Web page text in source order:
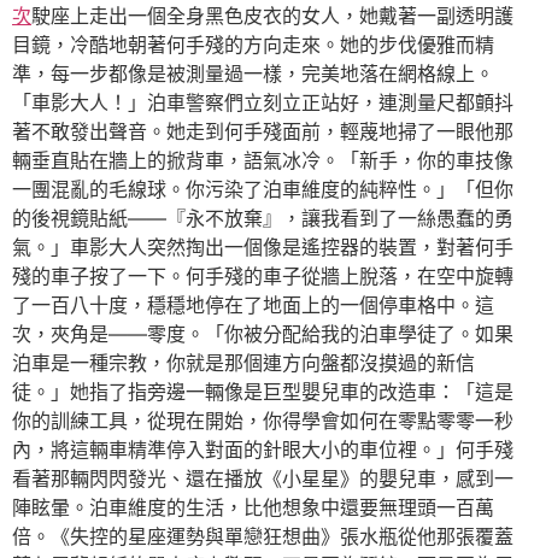
次駛座上走出一個全身黑色皮衣的女人，她戴著一副透明護
目鏡，冷酷地朝著何手殘的方向走來。她的步伐優雅而精
準，每一步都像是被測量過一樣，完美地落在網格線上。
「車影大人！」泊車警察們立刻立正站好，連測量尺都顫抖
著不敢發出聲音。她走到何手殘面前，輕蔑地掃了一眼他那
輛垂直貼在牆上的掀背車，語氣冰冷。「新手，你的車技像
一團混亂的毛線球。你污染了泊車維度的純粹性。」「但你
的後視鏡貼紙——『永不放棄』，讓我看到了一絲愚蠢的勇
氣。」車影大人突然掏出一個像是遙控器的裝置，對著何手
殘的車子按了一下。何手殘的車子從牆上脫落，在空中旋轉
了一百八十度，穩穩地停在了地面上的一個停車格中。這
次，夾角是——零度。「你被分配給我的泊車學徒了。如果
泊車是一種宗教，你就是那個連方向盤都沒摸過的新信
徒。」她指了指旁邊一輛像是巨型嬰兒車的改造車：「這是
你的訓練工具，從現在開始，你得學會如何在零點零零一秒
內，將這輛車精準停入對面的針眼大小的車位裡。」何手殘
看著那輛閃閃發光、還在播放《小星星》的嬰兒車，感到一
陣眩暈。泊車維度的生活，比他想象中還要無理頭一百萬
倍。《失控的星座運勢與單戀狂想曲》張水瓶從他那張覆蓋